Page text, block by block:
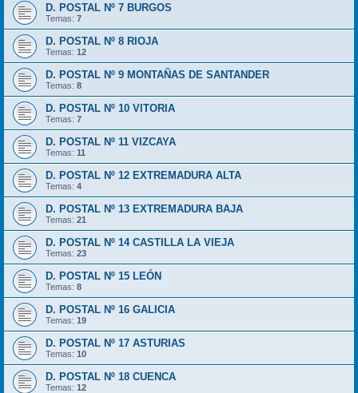
D. POSTAL Nº 7 BURGOS
Temas: 7
D. POSTAL Nº 8 RIOJA
Temas: 12
D. POSTAL Nº 9 MONTAÑAS DE SANTANDER
Temas: 8
D. POSTAL Nº 10 VITORIA
Temas: 7
D. POSTAL Nº 11 VIZCAYA
Temas: 11
D. POSTAL Nº 12 EXTREMADURA ALTA
Temas: 4
D. POSTAL Nº 13 EXTREMADURA BAJA
Temas: 21
D. POSTAL Nº 14 CASTILLA LA VIEJA
Temas: 23
D. POSTAL Nº 15 LEÓN
Temas: 8
D. POSTAL Nº 16 GALICIA
Temas: 19
D. POSTAL Nº 17 ASTURIAS
Temas: 10
D. POSTAL Nº 18 CUENCA
Temas: 12